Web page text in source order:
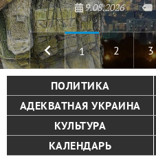
9.08.2026
1 2 3
ПОЛИТИКА
АДЕКВАТНАЯ УКРАИНА
КУЛЬТУРА
КАЛЕНДАРЬ